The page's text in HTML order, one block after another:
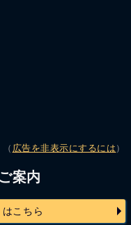
（ 広告を非表示にするには ）
案内
こちら